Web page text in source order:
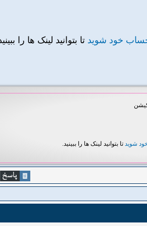
خود شوید تا بتوانید لینک ها را
شوید تا بتوانید لینک ها را ببینید.